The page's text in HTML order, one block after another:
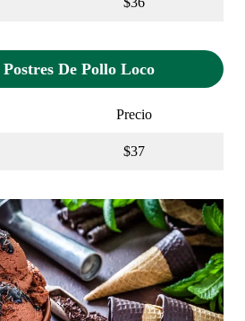
De Pollo Loco
Precio
$37